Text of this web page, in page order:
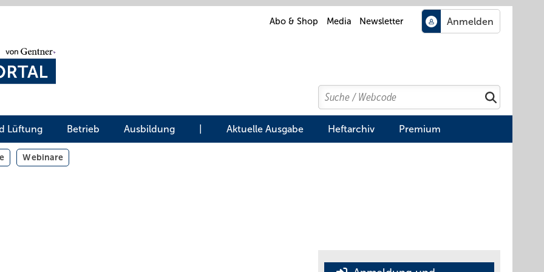
Abo & Shop Media Newsletter
Search
Suchen
Lüftung Betrieb Ausbildung Aktuelle Ausgabe Heftarchiv Premium
Webinare